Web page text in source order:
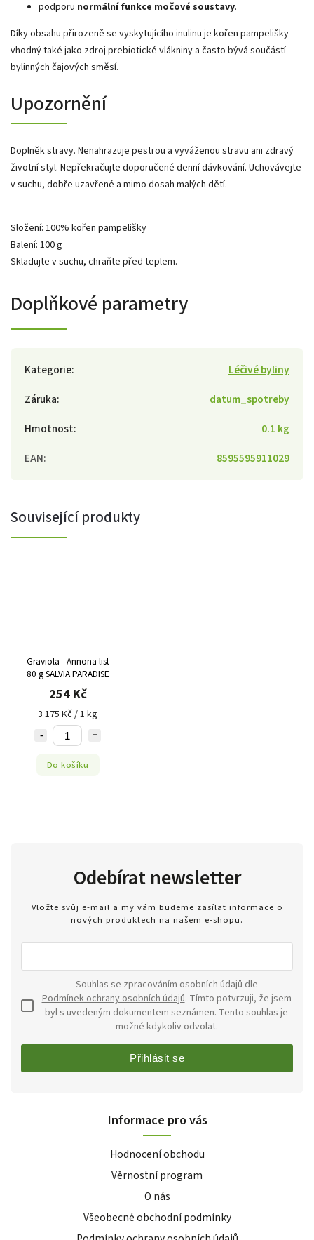
podporu normální funkce močové soustavy.
Díky obsahu přirozeně se vyskytujícího inulinu je kořen pampelišky
vhodný také jako zdroj prebiotické vlákniny a často bývá součástí
bylinných čajových směsí.
Upozornění
Doplněk stravy. Nenahrazuje pestrou a vyváženou stravu ani zdravý
životní styl. Nepřekračujte doporučené denní dávkování. Uchovávejte
v suchu, dobře uzavřené a mimo dosah malých dětí.
Složení: 100% kořen pampelišky
Balení: 100 g
Skladujte v suchu, chraňte před teplem.
Doplňkové parametry
Kategorie:
Léčivé byliny
Záruka:
datum_spotreby
Hmotnost:
0.1 kg
EAN: 8595595911029
Související produkty
Graviola - Annona list
80 g SALVIA PARADISE
254 Kč
3 175 Kč / 1 kg
Do košíku
Odebírat newsletter
Vložte svůj e-mail a my vám budeme zasílat informace o
nových produktech na našem e-shopu.
Podmínek ochrany osobních údajů. Tímto potvrzuji, že jsem
byl s uvedeným dokumentem seznámen. Tento souhlas je
možné kdykoliv odvolat.
Přihlásit se
Informace pro vás
Hodnocení obchodu
Věrnostní program
O nás
Všeobecné obchodní podmínky